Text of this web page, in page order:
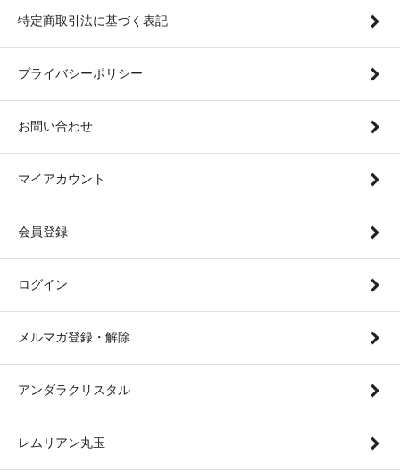
特定商取引法に基づく表記
プライバシーポリシー
お問い合わせ
マイアカウント
会員登録
ログイン
メルマガ登録・解除
アンダラクリスタル
レムリアン丸玉